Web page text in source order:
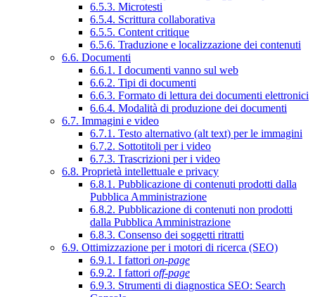
6.5.3. Microtesti
6.5.4. Scrittura collaborativa
6.5.5. Content critique
6.5.6. Traduzione e localizzazione dei contenuti
6.6. Documenti
6.6.1. I documenti vanno sul web
6.6.2. Tipi di documenti
6.6.3. Formato di lettura dei documenti elettronici
6.6.4. Modalità di produzione dei documenti
6.7. Immagini e video
6.7.1. Testo alternativo (alt text) per le immagini
6.7.2. Sottotitoli per i video
6.7.3. Trascrizioni per i video
6.8. Proprietà intellettuale e privacy
6.8.1. Pubblicazione di contenuti prodotti dalla
Pubblica Amministrazione
6.8.2. Pubblicazione di contenuti non prodotti
dalla Pubblica Amministrazione
6.8.3. Consenso dei soggetti ritratti
6.9. Ottimizzazione per i motori di ricerca (SEO)
6.9.1. I fattori on-page
6.9.2. I fattori off-page
6.9.3. Strumenti di diagnostica SEO: Search